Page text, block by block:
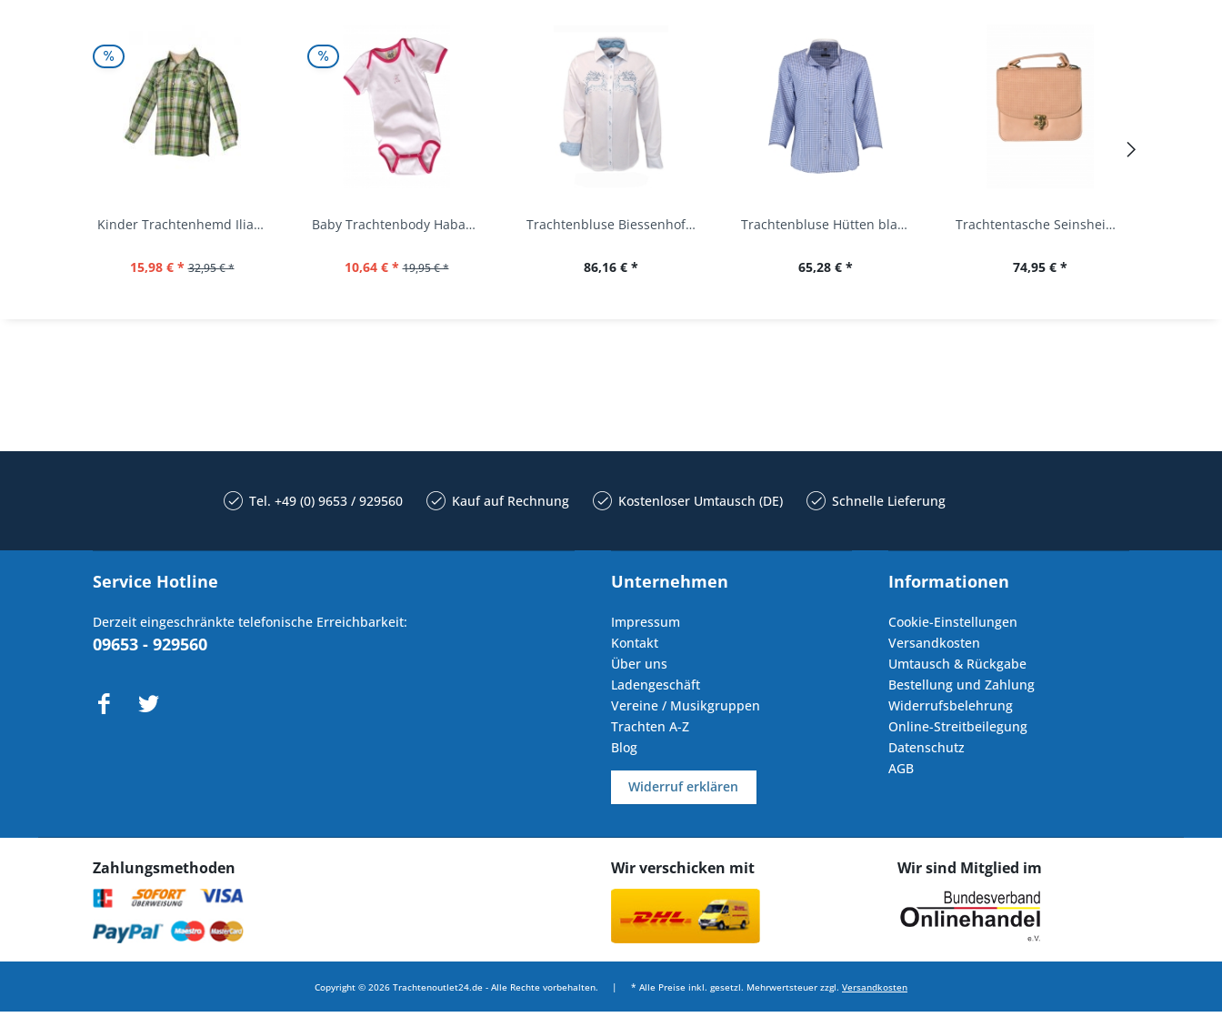
Kinder Trachtenhemd Ilias giftgrün langarm...
15,98 € * 32,95 € *
Baby Trachtenbody Habach weiß/pink Isar Trachten
10,64 € * 19,95 € *
Trachtenbluse Biessenhofen weiß Langarm OS...
86,16 € *
Trachtenbluse Hütten blau 7/8 Arm OS Trachten
65,28 € *
Trachtentasche Seinsheim lachs rosa Werner...
74,95 € *
Tel. +49 (0) 9653 / 929560 Kauf auf Rechnung Kostenloser Umtausch (DE) Schnelle Lieferung
Service Hotline
Derzeit eingeschränkte telefonische Erreichbarkeit:
09653 - 929560
Unternehmen
Impressum
Kontakt
Über uns
Ladengeschäft
Vereine / Musikgruppen
Trachten A-Z
Blog
Widerruf erklären
Informationen
Cookie-Einstellungen
Versandkosten
Umtausch & Rückgabe
Bestellung und Zahlung
Widerrufsbelehrung
Online-Streitbeilegung
Datenschutz
AGB
Zahlungsmethoden Wir verschicken mit Wir sind Mitglied im
Copyright © 2026 Trachtenoutlet24.de - Alle Rechte vorbehalten. | * Alle Preise inkl. gesetzl. Mehrwertsteuer zzgl. Versandkosten